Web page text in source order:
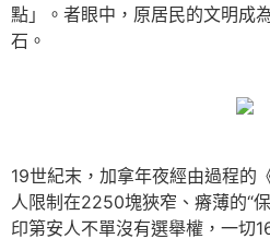
點」。者眼中，原居民的文明成
石。
19世紀末，加拿年夜經由過程的
人限制在2250塊狹窄、瘠薄的“
印第安人不單沒有選舉權，一切